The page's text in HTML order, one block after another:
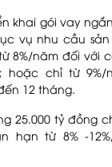
khai gói vay
vụ nhu cầu
8%/năm đối với
hoặc chỉ từ
12 tháng.
25.000 tỷ đồng
hạn từ 8% -